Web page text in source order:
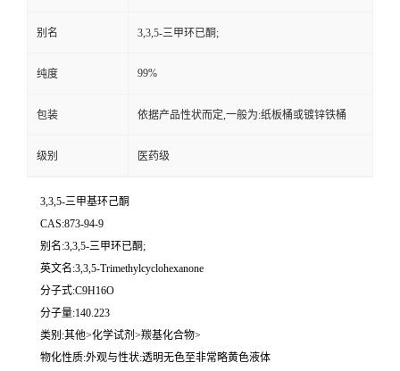
别名 3,3,5-三甲环已酮;
纯度 99%
包装 依据产品性状而定,一般为:纸板桶或镀锌铁桶
级别 医药级
3,3,5-三甲基环己酮
CAS:873-94-9
别名:3,3,5-三甲环已酮;
英文名:3,3,5-Trimethylcyclohexanone
分子式:C9H16O
分子量:140.223
类别:其他>化学试剂>羰基化合物>
物化性质:外观与性状:透明无色至非常略黄色液体